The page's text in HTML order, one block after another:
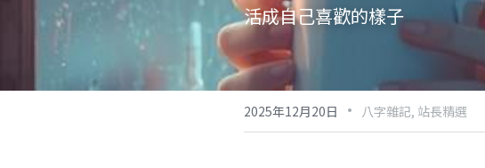
活成自己喜歡的樣子
2025年12月20日 · 八字雜記, 站長精選